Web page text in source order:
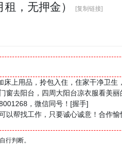
，无押金） [复制链接]
上用品，拎包入住，住家干净卫生
窗去阳台，四周大阳台凉衣服看美丽
，微信同号！[握手]
以帮找工作，只要诚心诚意！合作愉
行判断。